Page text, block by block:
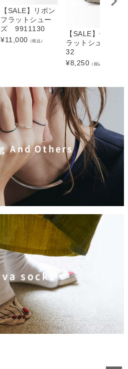
【SALE】リボン
フラットシュー
ズ 9911130
¥11,000 （税込）
【SALE】チュー
ラットシューズ
32
¥8,250 （税込）